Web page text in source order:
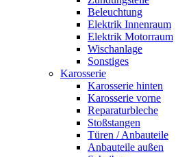
Beleuchtung
Elektrik Innenraum
Elektrik Motorraum
Wischanlage
Sonstiges
Karosserie
Karosserie hinten
Karosserie vorne
Reparaturbleche
Stoßstangen
Türen / Anbauteile
Anbauteile außen